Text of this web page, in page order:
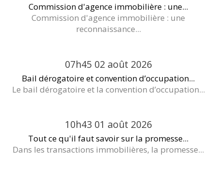
Commission d'agence immobilière : une...
Commission d'agence immobilière : une
reconnaissance...
07h45 02 août 2026
Bail dérogatoire et convention d’occupation...
Le bail dérogatoire et la convention d’occupation...
10h43 01 août 2026
Tout ce qu'il faut savoir sur la promesse...
Dans les transactions immobilières, la promesse...